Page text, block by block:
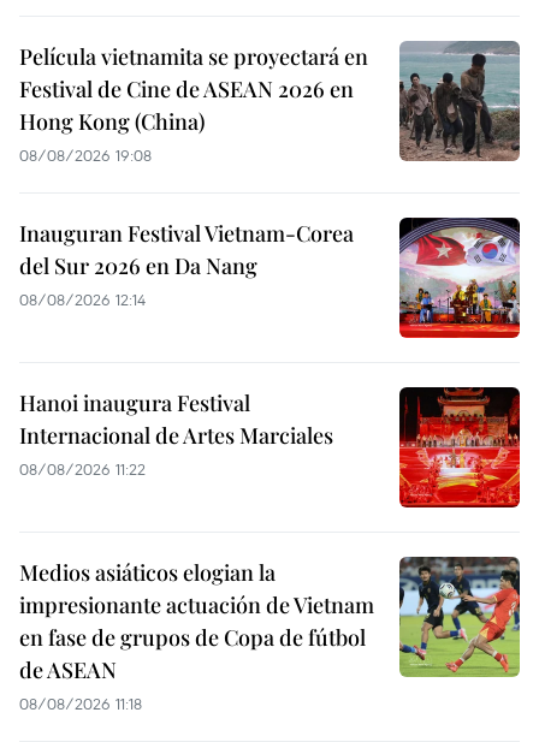
Película vietnamita se proyectará en
Festival de Cine de ASEAN 2026 en
Hong Kong (China)
08/08/2026 19:08
Inauguran Festival Vietnam-Corea
del Sur 2026 en Da Nang
08/08/2026 12:14
Hanoi inaugura Festival
Internacional de Artes Marciales
08/08/2026 11:22
Medios asiáticos elogian la
impresionante actuación de Vietnam
en fase de grupos de Copa de fútbol
de ASEAN
08/08/2026 11:18